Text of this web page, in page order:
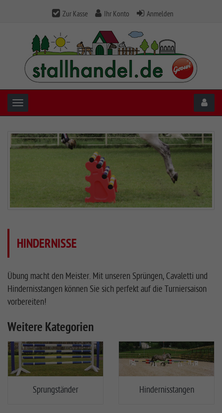
Zur Kasse Ihr Konto Anmelden
Toggle navigation
HINDERNISSE
Übung macht den Meister. Mit unseren Sprüngen, Cavaletti und
Hindernisstangen können Sie sich perfekt auf die Turniersaison
vorbereiten!
Weitere Kategorien
Sprungständer Hindernisstangen